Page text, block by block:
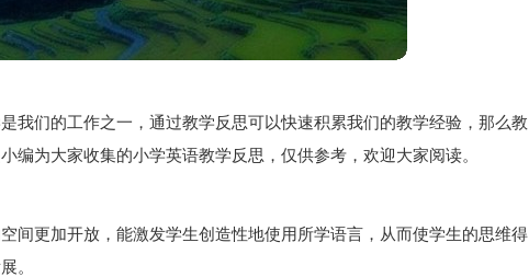
我们的工作之一，通过教学反思可以快速积累我们的教学经验，那么教
编为大家收集的小学英语教学反思，仅供参考，欢迎大家阅读。
间更加开放，能激发学生创造性地使用所学语言，从而使学生的思维得
。